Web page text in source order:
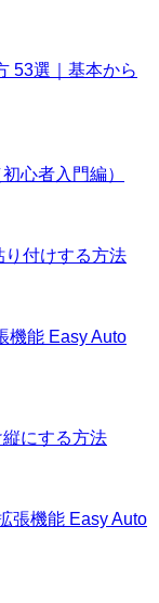
53選｜基本から
心者入門編）
付けする方法
機能 Easy Auto
にする方法
張機能 Easy Auto